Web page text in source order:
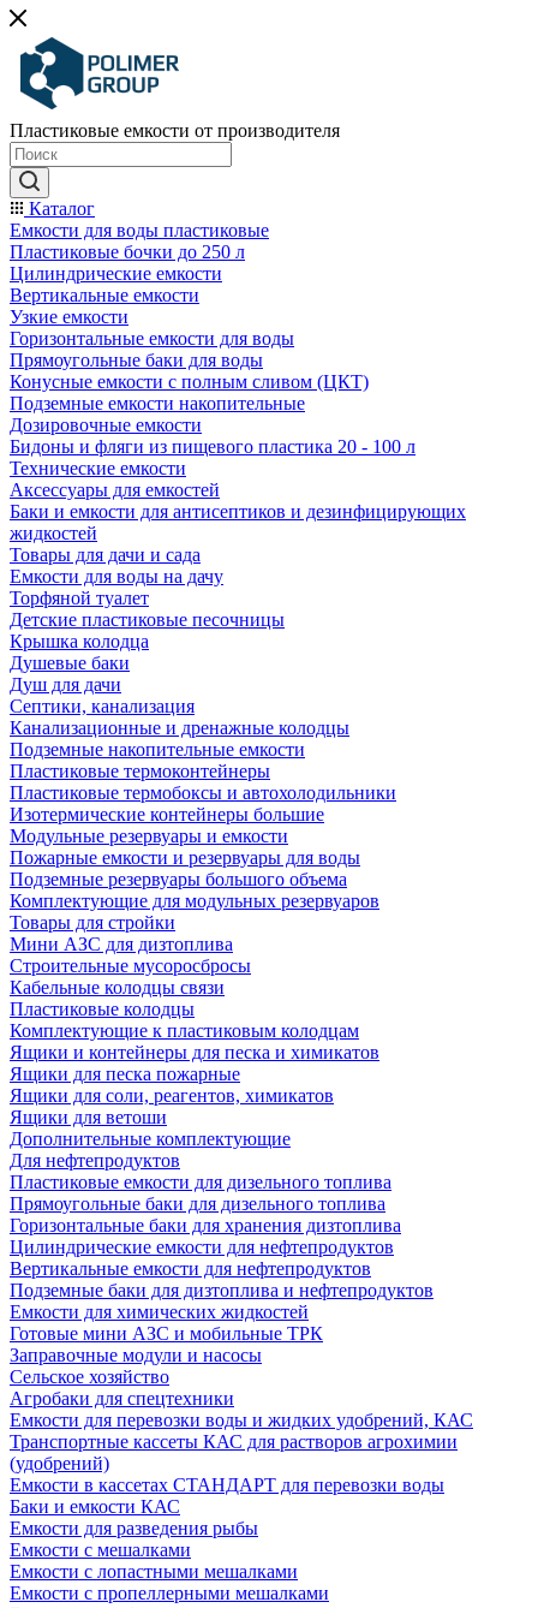
Пластиковые емкости от производителя
Каталог
Емкости для воды пластиковые
Пластиковые бочки до 250 л
Цилиндрические емкости
Вертикальные емкости
Узкие емкости
Горизонтальные емкости для воды
Прямоугольные баки для воды
Конусные емкости с полным сливом (ЦКТ)
Подземные емкости накопительные
Дозировочные емкости
Бидоны и фляги из пищевого пластика 20 - 100 л
Технические емкости
Аксессуары для емкостей
Баки и емкости для антисептиков и дезинфицирующих
жидкостей
Товары для дачи и сада
Емкости для воды на дачу
Торфяной туалет
Детские пластиковые песочницы
Крышка колодца
Душевые баки
Душ для дачи
Септики, канализация
Канализационные и дренажные колодцы
Подземные накопительные емкости
Пластиковые термоконтейнеры
Пластиковые термобоксы и автохолодильники
Изотермические контейнеры большие
Модульные резервуары и емкости
Пожарные емкости и резервуары для воды
Подземные резервуары большого объема
Комплектующие для модульных резервуаров
Товары для стройки
Мини АЗС для дизтоплива
Строительные мусоросбросы
Кабельные колодцы связи
Пластиковые колодцы
Комплектующие к пластиковым колодцам
Ящики и контейнеры для песка и химикатов
Ящики для песка пожарные
Ящики для соли, реагентов, химикатов
Ящики для ветоши
Дополнительные комплектующие
Для нефтепродуктов
Пластиковые емкости для дизельного топлива
Прямоугольные баки для дизельного топлива
Горизонтальные баки для хранения дизтоплива
Цилиндрические емкости для нефтепродуктов
Вертикальные емкости для нефтепродуктов
Подземные баки для дизтоплива и нефтепродуктов
Емкости для химических жидкостей
Готовые мини АЗС и мобильные ТРК
Заправочные модули и насосы
Сельское хозяйство
Агробаки для спецтехники
Емкости для перевозки воды и жидких удобрений, КАС
Транспортные кассеты КАС для растворов агрохимии
(удобрений)
Емкости в кассетах СТАНДАРТ для перевозки воды
Баки и емкости КАС
Емкости для разведения рыбы
Емкости с мешалками
Емкости с лопастными мешалками
Емкости с пропеллерными мешалками